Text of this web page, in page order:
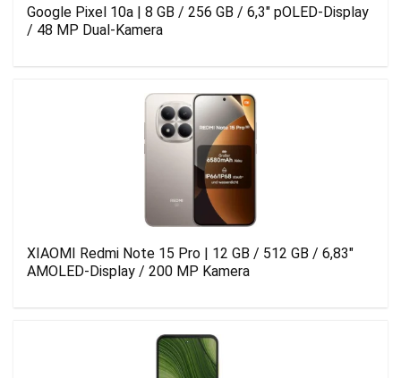
Google Pixel 10a | 8 GB / 256 GB / 6,3″ pOLED-Display
/ 48 MP Dual-Kamera
XIAOMI Redmi Note 15 Pro | 12 GB / 512 GB / 6,83″
AMOLED-Display / 200 MP Kamera